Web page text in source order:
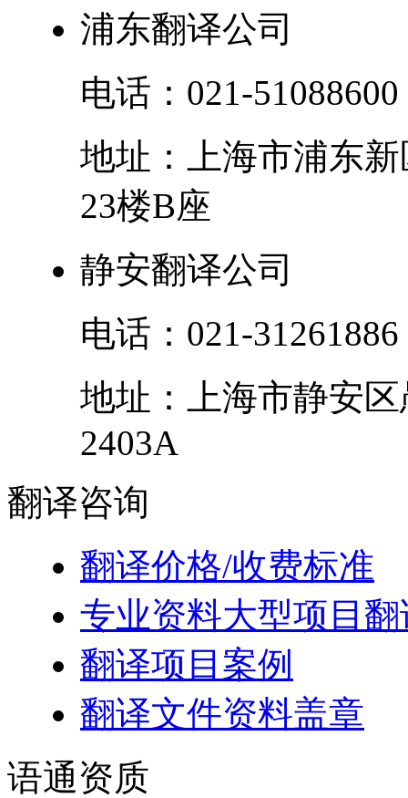
浦东翻译公司
电话： 021-51088600
地址：
上海市浦东新
23楼B座
静安翻译公司
电话： 021-31261886
地址：
上海市静安区
2403A
翻译咨询
翻译价格/收费标准
专业资料大型项目翻
翻译项目案例
翻译文件资料盖章
语通资质